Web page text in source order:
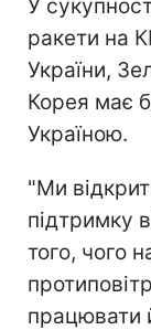
У
ракети на
України,
Корея має
Україною.
"Ми
підтримку
того, чого
працювати